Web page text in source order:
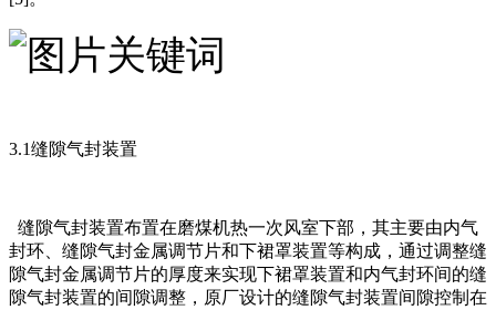
3.1缝隙气封装置
缝隙气封装置布置在磨煤机热一次风室下部，其主要由内气
封环、缝隙气封金属调节片和下裙罩装置等构成，通过调整缝
隙气封金属调节片的厚度来实现下裙罩装置和内气封环间的缝
隙气封装置的间隙调整，原厂设计的缝隙气封装置间隙控制在